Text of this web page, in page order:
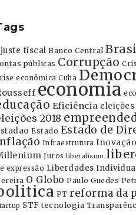
fiscal Banco Central
públicas Corrupção
econômica Cuba
economia
Eficiência eleições
2018
Estado Estado de
Infraestrutura Inovação
Juros liberalismo
expressão Liberdades
O Globo Paulo Guedes
PT reforma da
STF tecnologia